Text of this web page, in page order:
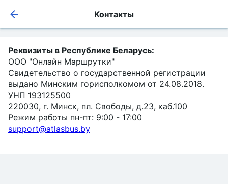
Контакты
Реквизиты в Республике Беларусь:
ООО "Онлайн Маршрутки"
Свидетельство о государственной регистрации
выдано Минским горисполкомом от 24.08.2018.
УНП 193125500
220030, г. Минск, пл. Свободы, д.23, каб.100
Режим работы пн-пт: 9:00 - 17:00
support@atlasbus.by